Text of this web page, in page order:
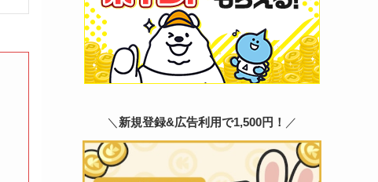
＼ 新規登録&広告利用で1,500円！ ／